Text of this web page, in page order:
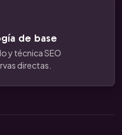
de base
y técnica SEO
directas.